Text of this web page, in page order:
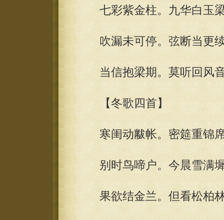
七彩紫金柱。九华白玉梁
吹漏未可停。弦断当更续
当信抱梁期。莫听回风音
【冬歌四首】
寒闺动黻帐。密筵重锦席
别时鸟啼户。今晨雪满墀
果欲结金兰。但看松柏林